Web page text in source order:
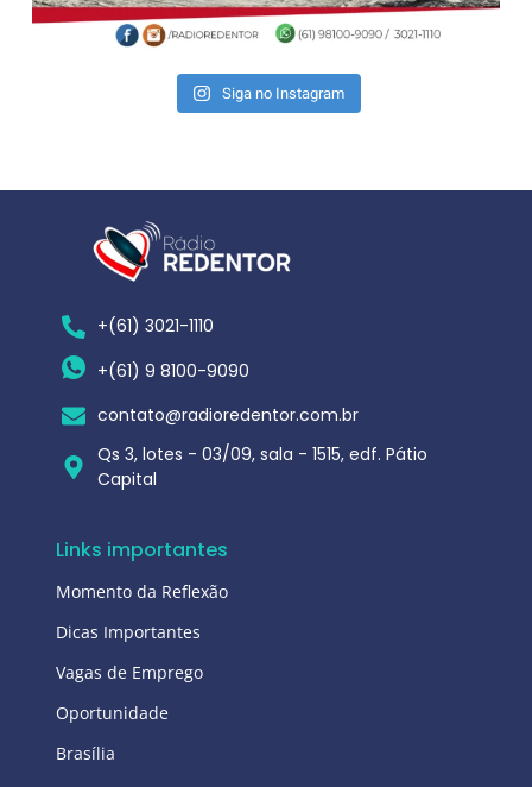
Siga no Instagram
+(61) 3021-1110
+(61) 9 8100-9090
contato@radioredentor.com.br
Qs 3, lotes - 03/09, sala - 1515, edf. Pátio
Capital
Links importantes
Momento da Reflexão
Dicas Importantes
Vagas de Emprego
Oportunidade
Brasília